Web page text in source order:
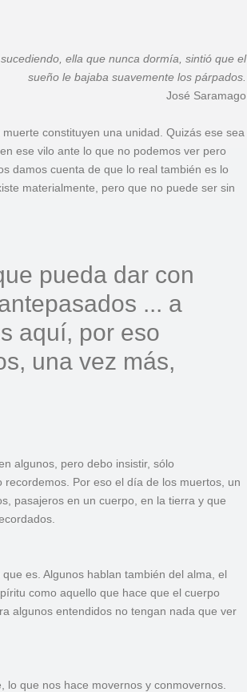
ella que nunca dormía, sintió que el
sueño le bajaba suavemente los párpados.
José Saramago
constituyen una unidad. Quizás ese sea
ese vilo ante lo que no podemos ver pero
damos cuenta de que lo real también es lo
materialmente, pero que no puede ser sin
pueda dar con
... a
aquí, por eso
una vez más,
algunos, pero debo insistir, sólo
Por eso el día de los muertos, un
pasajeros en un cuerpo, en la tierra y que
es. Algunos hablan también del alma, el
como aquello que hace que el cuerpo
algunos entendidos no tengan nada que ver
que nos hace movernos y conmovernos.